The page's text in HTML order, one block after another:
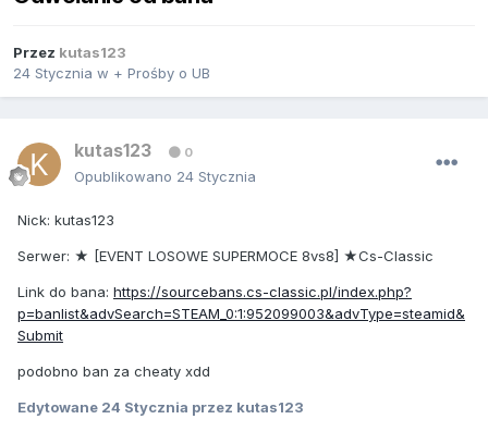
Przez kutas123
24 Stycznia w + Prośby o UB
kutas123 0
Opublikowano 24 Stycznia
Nick: kutas123
Serwer: ★ [EVENT LOSOWE SUPERMOCE 8vs8] ★Cs-Classic
Link do bana: https://sourcebans.cs-classic.pl/index.php?
p=banlist&advSearch=STEAM_0:1:952099003&advType=steamid&
Submit
podobno ban za cheaty xdd
Edytowane 24 Stycznia przez kutas123